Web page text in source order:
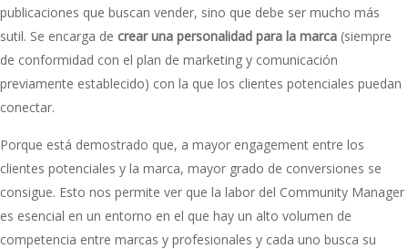
publicaciones que buscan vender, sino que debe ser mucho más
sutil. Se encarga de crear una personalidad para la marca (siempre
de conformidad con el plan de marketing y comunicación
previamente establecido) con la que los clientes potenciales puedan
conectar.
Porque está demostrado que, a mayor engagement entre los
clientes potenciales y la marca, mayor grado de conversiones se
consigue. Esto nos permite ver que la labor del Community Manager
es esencial en un entorno en el que hay un alto volumen de
competencia entre marcas y profesionales y cada uno busca su